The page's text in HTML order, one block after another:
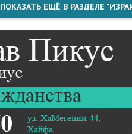
ПОКАЗАТЬ ЕЩЁ В РАЗДЕЛЕ